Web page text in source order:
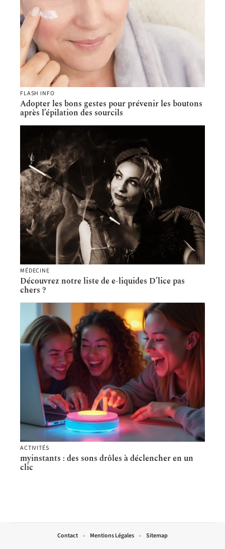
FLASH INFO
Adopter les bons gestes pour prévenir les boutons
après l’épilation des sourcils
MÉDECINE
Découvrez notre liste de e-liquides D’lice pas
chers ?
ACTIVITÉS
myinstants : des sons drôles à déclencher en un
clic
Contact Mentions Légales Sitemap